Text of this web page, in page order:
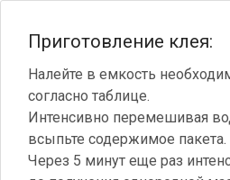
Приготовление клея:
Налейте в емкость
согласно таблице.
Интенсивно перемешивая
всыпьте содержимое пакета.
Через 5 минут еще раз